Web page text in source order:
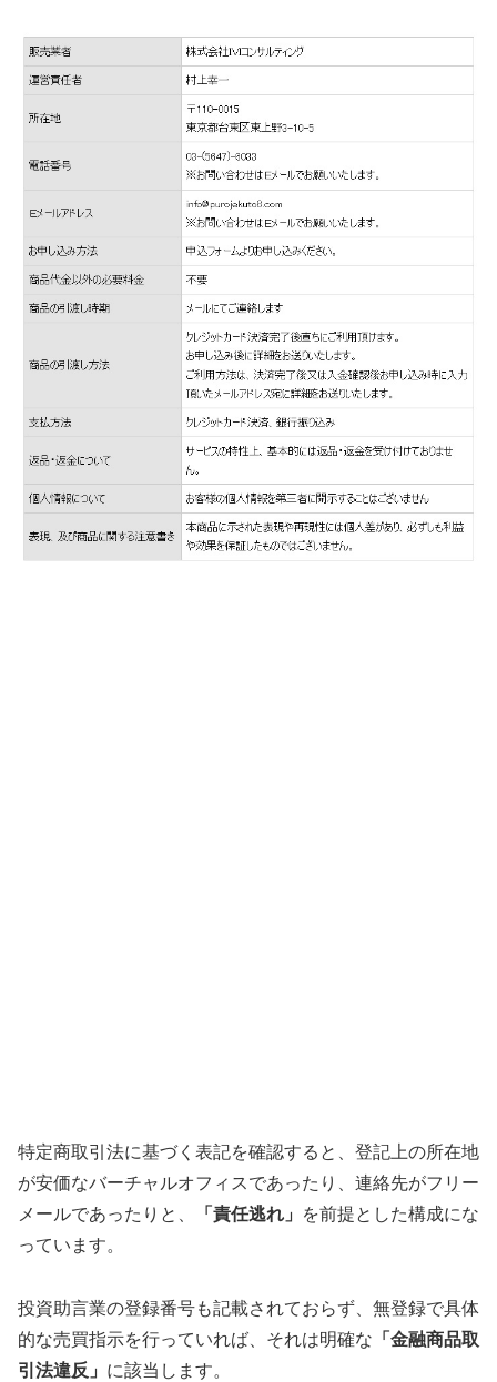
特定商取引法に基づく表記を確認すると、登記上の所在地
が安価なバーチャルオフィスであったり、連絡先がフリー
メールであったりと、
「責任逃れ」
を前提とした構成にな
っています。
投資助言業の登録番号も記載されておらず、無登録で具体
的な売買指示を行っていれば、それは明確な 「金融商品取
引法違反」 に該当します。